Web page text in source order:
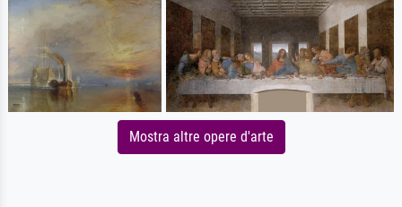
Mostra altre opere d'arte